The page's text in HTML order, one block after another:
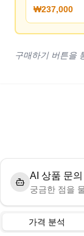
₩237,000
구매하기 버튼을
AI 상품 문의
궁금한 점을
가격 분석